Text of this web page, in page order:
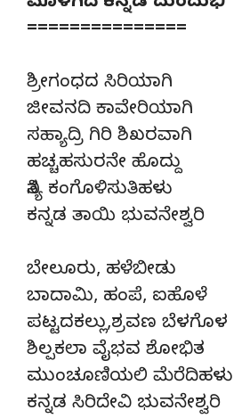
===============
ಶ್ರೀಗಂಧದ ಸಿರಿಯಾಗಿ
ಜೀವನದಿ ಕಾವೇರಿಯಾಗಿ
ಸಹ್ಯಾದ್ರಿ ಗಿರಿ ಶಿಖರವಾಗಿ
ಹಚ್ಚಹಸುರನೇ ಹೊದ್ದು
ನಿತ್ಯ ಕಂಗೊಳಿಸುತಿಹಳು
ಕನ್ನಡ ತಾಯಿ ಭುವನೇಶ್ವರಿ
ಬೇಲೂರು, ಹಳೆಬೀಡು
ಬಾದಾಮಿ, ಹಂಪೆ, ಐಹೊಳೆ
ಪಟ್ಟದಕಲ್ಲು,ಶ್ರವಣ ಬೆಳಗೊಳ
ಶಿಲ್ಪಕಲಾ ವೈಭವ ಶೋಭಿತ
ಮುಂಚೂಣಿಯಲಿ ಮೆರೆದಿಹಳು
ಕನ್ನಡ ಸಿರಿದೇವಿ ಭುವನೇಶ್ವರಿ